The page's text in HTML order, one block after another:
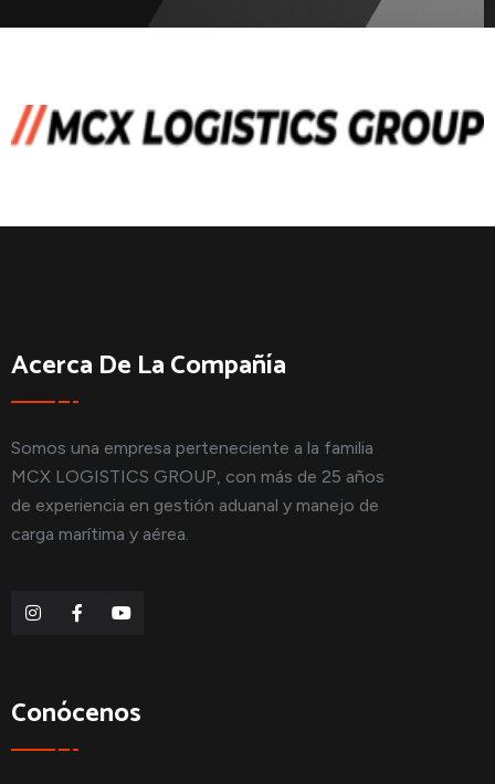
Acerca De La Compañía
Somos una empresa perteneciente a la familia
MCX LOGISTICS GROUP, con más de 25 años
de experiencia en gestión aduanal y manejo de
carga marítima y aérea.
Conócenos